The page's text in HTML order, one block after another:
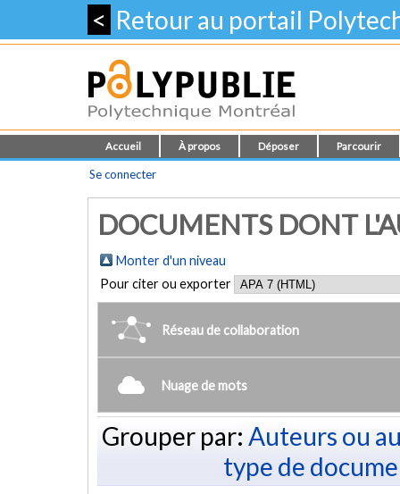
< Retour au portail
Accueil À propos Déposer Parcourir
Se connecter
DOCUMENTS DONT
Monter d'un niveau
Pour citer ou exporter
Réseau de collaboration
Nuage de mots
Grouper par: Auteurs ou
type de